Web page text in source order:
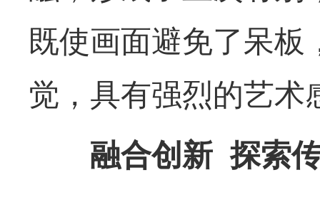
既使画面避免了呆
觉，具有强烈的艺术
融合创新 探索传